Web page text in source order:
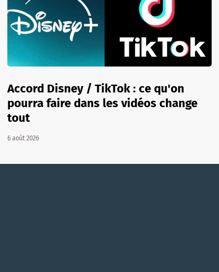
Accord Disney / TikTok : ce qu'on
pourra faire dans les vidéos change
tout
6 août 2026